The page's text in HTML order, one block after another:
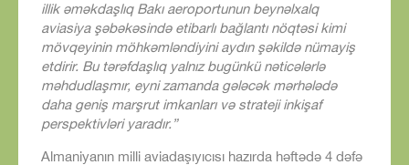
illik əməkdaşlıq Bakı aeroportunun beynəlxalq
aviasiya şəbəkəsində etibarlı bağlantı nöqtəsi kimi
mövqeyinin möhkəmləndiyini aydın şəkildə nümayiş
etdirir. Bu tərəfdaşlıq yalnız bugünkü nəticələrlə
məhdudlaşmır, eyni zamanda gələcək mərhələdə
daha geniş marşrut imkanları və strateji inkişaf
perspektivləri yaradır.”
Almaniyanın milli aviadaşıyıcısı hazırda həftədə 4 dəfə